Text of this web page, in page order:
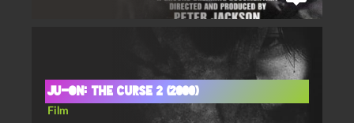
Ju-on: The curse 2 (2000)
Film